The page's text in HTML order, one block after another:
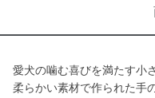
愛犬の噛む喜びを満たす小
柔らかい素材で作られた手